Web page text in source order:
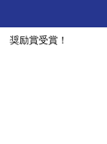
奨励賞受賞！